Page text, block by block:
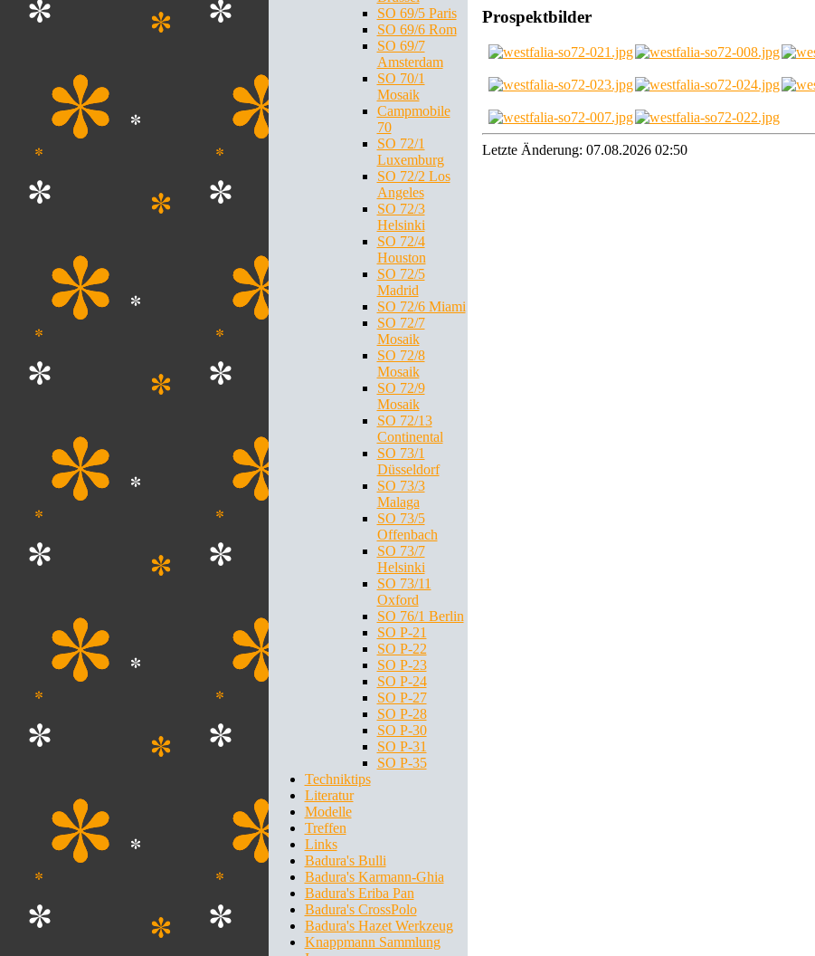
SO 69/5 Paris
SO 69/6 Rom
SO 69/7
Amsterdam
SO 70/1
Mosaik
Campmobile
70
SO 72/1
Luxemburg
SO 72/2 Los
Angeles
SO 72/3
Helsinki
SO 72/4
Houston
SO 72/5
Madrid
SO 72/6 Miami
SO 72/7
Mosaik
SO 72/8
Mosaik
SO 72/9
Mosaik
SO 72/13
Continental
SO 73/1
Düsseldorf
SO 73/3
Malaga
SO 73/5
Offenbach
SO 73/7
Helsinki
SO 73/11
Oxford
SO 76/1 Berlin
SO P-21
SO P-22
SO P-23
SO P-24
SO P-27
SO P-28
SO P-30
SO P-31
SO P-35
Techniktips
Literatur
Modelle
Treffen
Links
Badura's Bulli
Badura's Karmann-Ghia
Badura's Eriba Pan
Badura's CrossPolo
Badura's Hazet Werkzeug
Knappmann Sammlung
Prospektbilder
Letzte Änderung: 07.08.2026 02:50